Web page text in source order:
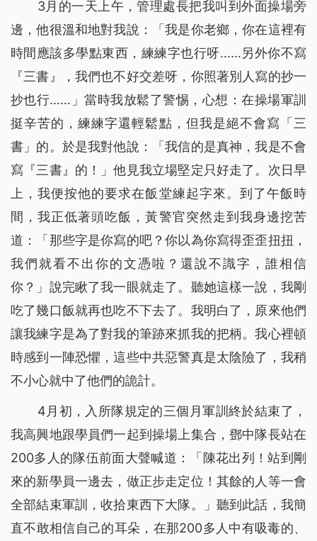
3月的一天上午，管理處長把我叫到外面操場旁
邊，他很溫和地對我說：「我是你老鄉，你在這裡有
時間應該多學點東西，練練字也行呀……另外你不寫
『三書』，我們也不好交差呀，你照著別人寫的抄一
抄也行……」當時我放鬆了警惕，心想：在操場軍訓
挺辛苦的，練練字還輕鬆點，但我是絕不會寫「三
書」的。於是我對他說：「我信的是真神，我是不會
寫『三書』的！」他見我立場堅定只好走了。次日早
上，我便按他的要求在飯堂練起字來。到了午飯時
間，我正低著頭吃飯，黃警官突然走到我身邊挖苦
道：「那些字是你寫的吧？你以為你寫得歪歪扭扭，
我們就看不出你的文憑啦？還說不識字，誰相信
你？」說完瞅了我一眼就走了。聽她這樣一說，我剛
吃了幾口飯就再也吃不下去了。我明白了，原來他們
讓我練字是為了對我的筆跡來抓我的把柄。我心裡頓
時感到一陣恐懼，這些中共惡警真是太陰險了，我稍
不小心就中了他們的詭計。
4月初，入所隊規定的三個月軍訓終於結束了，
我高興地跟學員們一起到操場上集合，鄧中隊長站在
200多人的隊伍前面大聲喊道：「陳花出列！站到剛
來的新學員一邊去，做正步走定位！其餘的人等一會
全部結束軍訓，收拾東西下大隊。」聽到此話，我簡
直不敢相信自己的耳朵，在那200多人中有吸毒的、